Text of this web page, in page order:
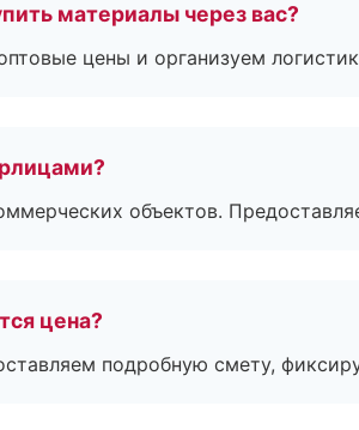
материалы через вас?
цены и организуем
объектов.
цена?
подробную смету,